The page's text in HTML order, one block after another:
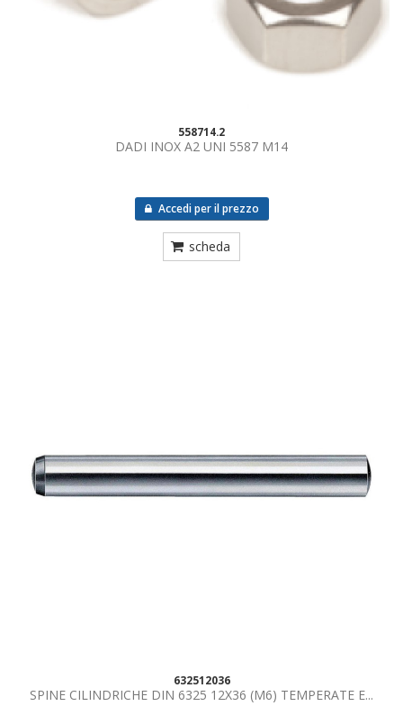
558714.2
DADI INOX A2 UNI 5587 M14
Accedi per il prezzo
scheda
632512036
SPINE CILINDRICHE DIN 6325 12X36 (M6) TEMPERATE E...